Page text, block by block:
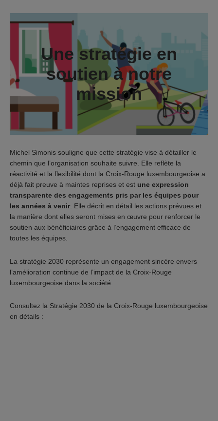
Une stratégie en
soutien à notre
mission
Michel Simonis souligne que cette stratégie vise à détailler le
chemin que l’organisation souhaite suivre. Elle reflète la
réactivité et la flexibilité dont la Croix-Rouge luxembourgeoise a
déjà fait preuve à maintes reprises et est une expression
transparente des engagements pris par les équipes pour
les années à venir. Elle décrit en détail les actions prévues et
la manière dont elles seront mises en œuvre pour renforcer le
soutien aux bénéficiaires grâce à l’engagement efficace de
toutes les équipes.
La stratégie 2030 représente un engagement sincère envers
l’amélioration continue de l’impact de la Croix-Rouge
luxembourgeoise dans la société.
Consultez la Stratégie 2030 de la Croix-Rouge luxembourgeoise
en détails :